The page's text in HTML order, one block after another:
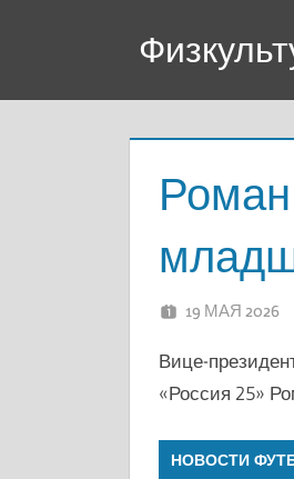
Роман
19 МАЯ 2026
Вице-
«Россия 25»
НОВОСТИ